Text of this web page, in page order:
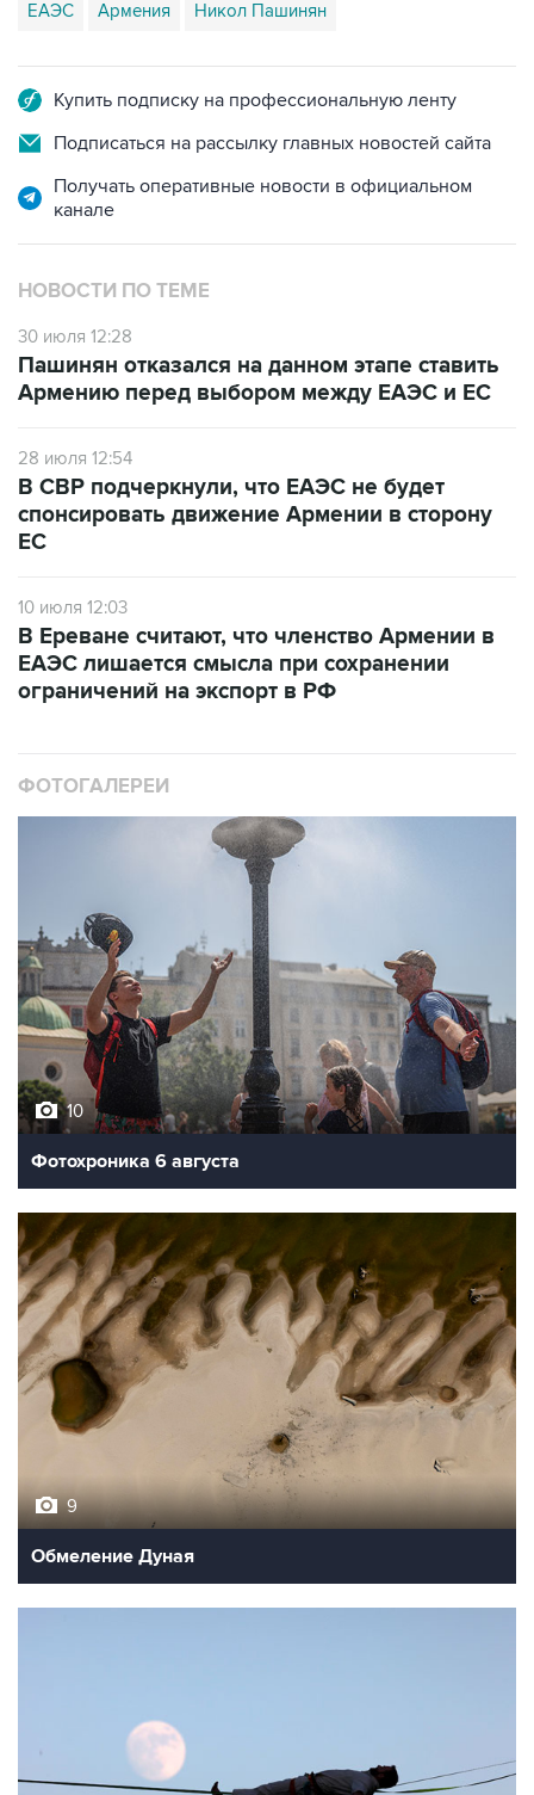
ЕАЭС Армения Никол Пашинян
Купить подписку на профессиональную ленту
Подписаться на рассылку главных новостей сайта
Получать оперативные новости в официальном
канале
НОВОСТИ ПО ТЕМЕ
30 июля 12:28
Пашинян отказался на данном этапе ставить
Армению перед выбором между ЕАЭС и ЕС
28 июля 12:54
В СВР подчеркнули, что ЕАЭС не будет
спонсировать движение Армении в сторону
ЕС
10 июля 12:03
В Ереване считают, что членство Армении в
ЕАЭС лишается смысла при сохранении
ограничений на экспорт в РФ
ФОТОГАЛЕРЕИ
10
Фотохроника 6 августа
9
Обмеление Дуная